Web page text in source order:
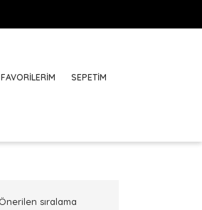
FAVORILERIM SEPETİM